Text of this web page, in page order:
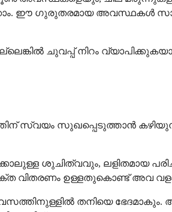
ഈ ഗുരുതരമായ അവസ്ഥകൾ
ചുവപ്പ് നിറം
സുഖപ്പെടുത്താൻ
ശുചിത്വവും, ലളിതമായ
രക്ത വിതരണം ഉള്ളതുകൊണ്ട് അവ
തനിയെ ഭേദമാകും.